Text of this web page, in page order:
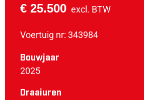
€ 25.500 excl. BTW
Voertuig nr: 343984
Bouwjaar
2025
Draaiuren